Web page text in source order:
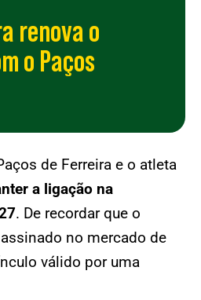
renova o
o Paços
de Ferreira e o atleta
a ligação na
. De recordar que o
no mercado de
válido por uma